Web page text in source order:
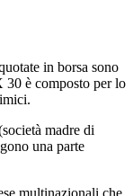
in borsa sono
è composto per lo
madre di
una parte
multinazionali che